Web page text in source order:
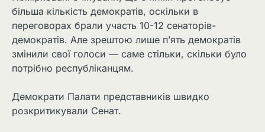
більша кількість демократів, оскільки в
переговорах брали участь 10-12 сенаторів-
демократів. Але зрештою лише п’ять демократів
змінили свої голоси — саме стільки, скільки було
потрібно республіканцям.
Демократи Палати представників швидко
розкритикували Сенат.